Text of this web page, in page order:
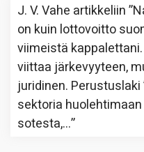
J. V. Vahe artikkeliin
on kuin lottovoitto
viimeistä
viittaa järkevyyteen,
juridinen.
sektoria
sotesta,…”